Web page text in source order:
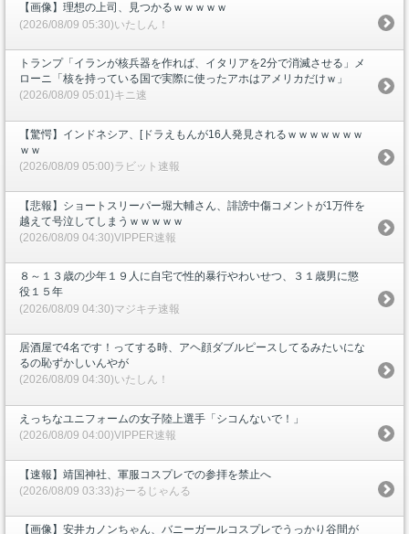
【画像】理想の上司、見つかるｗｗｗｗｗ
(2026/08/09 05:30)いたしん！
トランプ「イランが核兵器を作れば、イタリアを2分で消滅させる」メ
ローニ「核を持っている国で実際に使ったアホはアメリカだけｗ」
(2026/08/09 05:01)キニ速
【驚愕】インドネシア、[ドラえもんが16人発見されるｗｗｗｗｗｗｗ
ｗｗ
(2026/08/09 05:00)ラビット速報
【悲報】ショートスリーパー堀大輔さん、誹謗中傷コメントが1万件を
越えて号泣してしまうｗｗｗｗｗ
(2026/08/09 04:30)VIPPER速報
８～１３歳の少年１９人に自宅で性的暴行やわいせつ、３１歳男に懲
役１５年
(2026/08/09 04:30)マジキチ速報
居酒屋で4名です！ってする時、アヘ顔ダブルピースしてるみたいにな
るの恥ずかしいんやが
(2026/08/09 04:30)いたしん！
えっちなユニフォームの女子陸上選手「シコんないで！」
(2026/08/09 04:00)VIPPER速報
【速報】靖国神社、軍服コスプレでの参拝を禁止へ
(2026/08/09 03:33)おーるじゃんる
【画像】安井カノンちゃん、バニーガールコスプレでうっかり谷間が